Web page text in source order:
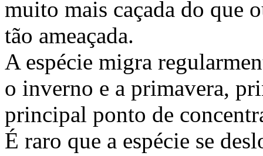
muito mais caçada do que
tão ameaçada.
A espécie migra
o inverno e a primavera,
principal ponto de
É raro que a espécie se